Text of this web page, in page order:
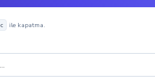
RS 200 UG, Süpersport
ile kapatma.